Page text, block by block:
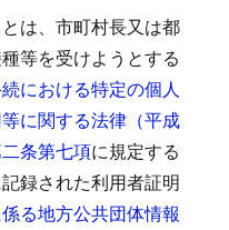
は、市町村長又は都
等を受けようとする
における特定の個人
に関する法律（平成
条第七項に規定する
録された利用者証明
る地方公共団体情報